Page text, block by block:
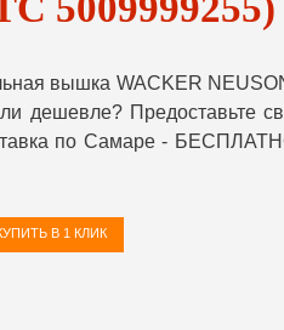
вышка WACKER
дешевле? Предоставьте
по Самаре -
В 1 КЛИК